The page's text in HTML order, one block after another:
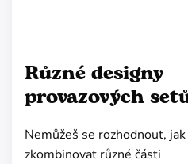
Různé designy
provazových
Nemůžeš se rozhodnout, jak
zkombinovat různé části